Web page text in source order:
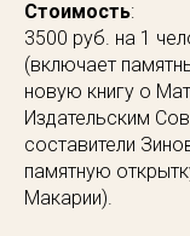
Стоимость:
3500 руб. на 1
(включает
новую книгу о
Издательским
составители
памятную
Макарии).